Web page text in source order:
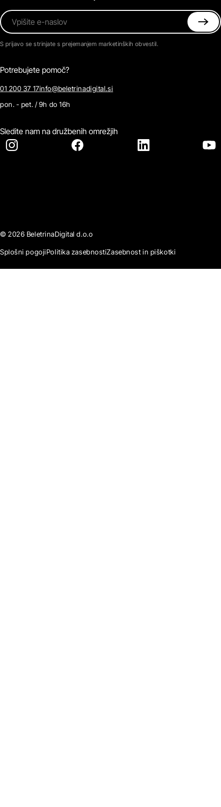
Vpišite e-naslov
S prijavo se strinjate s prejemanjem marketinških obvestil.
Potrebujete pomoč?
01 200 37 17info@beletrinadigital.si
pon. - pet. / 9h do 16h
Sledite nam na družbenih omrežjih
© 2026 BeletrinaDigital d.o.o
Splošni pogojiPolitika zasebnostiZasebnost in piškotki